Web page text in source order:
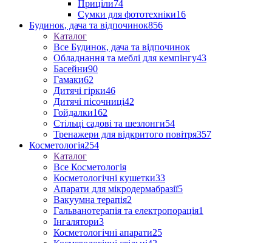
Приціли74
Сумки для фототехніки16
Будинок, дача та відпочинок856
Каталог
Все Будинок, дача та відпочинок
Обладнання та меблі для кемпінгу43
Басейни90
Гамаки62
Дитячі гірки46
Дитячі пісочниці42
Гойдалки162
Стільці садові та шезлонги54
Тренажери для відкритого повітря357
Косметологія254
Каталог
Все Косметологія
Косметологічні кушетки33
Апарати для мікродермабразії5
Вакуумна терапія2
Гальванотерапія та електропорація1
Інгалятори3
Косметологічні апарати25